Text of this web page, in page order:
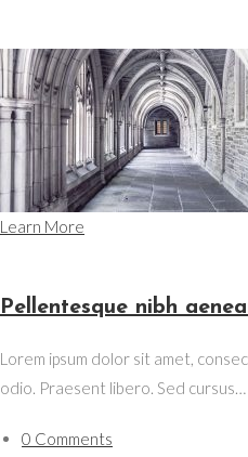
Learn More
Pellentesque nibh
Lorem ipsum dolor sit amet,
odio. Praesent libero. Sed cursus…
0 Comments